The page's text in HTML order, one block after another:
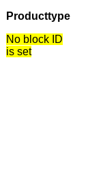
Producttype
No block ID
is set